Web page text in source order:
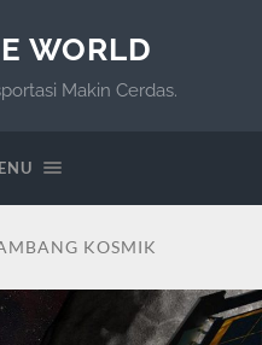
WORLD
Makin Cerdas.
KOSMIK